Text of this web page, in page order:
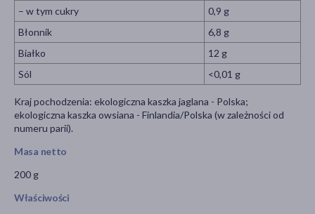
– w tym cukry
0,9 g
Błonnik
6,8 g
Białko
12 g
Sól
<0,01 g
Kraj pochodzenia: ekologiczna kaszka jaglana - Polska;
ekologiczna kaszka owsiana - Finlandia/Polska (w zależności od
numeru parii).
Masa netto
200 g
Właściwości